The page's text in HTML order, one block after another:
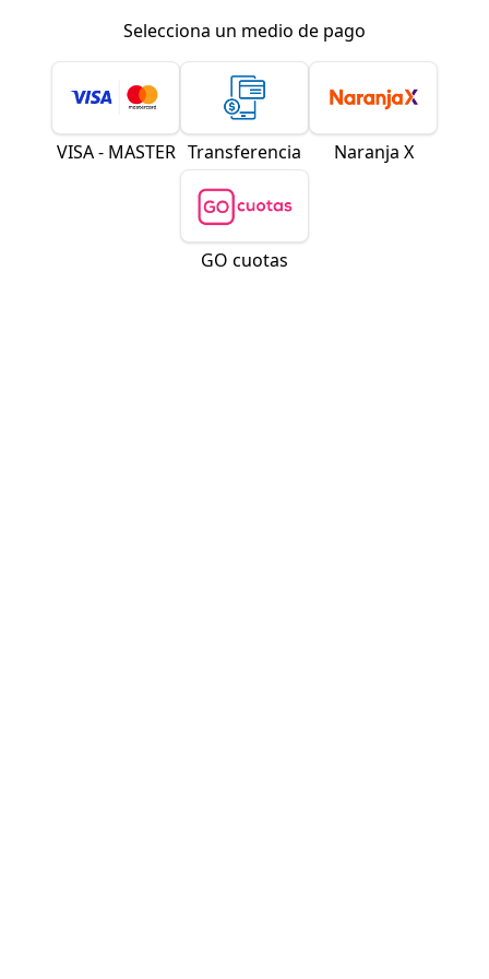
Selecciona un medio de pago
VISA - MASTER Transferencia Naranja X
GO cuotas